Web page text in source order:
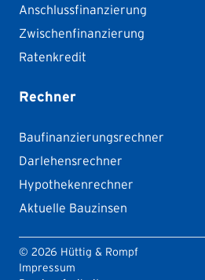
Anschlussfinanzierung
Zwischenfinanzierung
Ratenkredit
Rechner
Baufinanzierungsrechner
Darlehensrechner
Hypothekenrechner
Aktuelle Bauzinsen
© 2026 Hüttig & Rompf
Impressum